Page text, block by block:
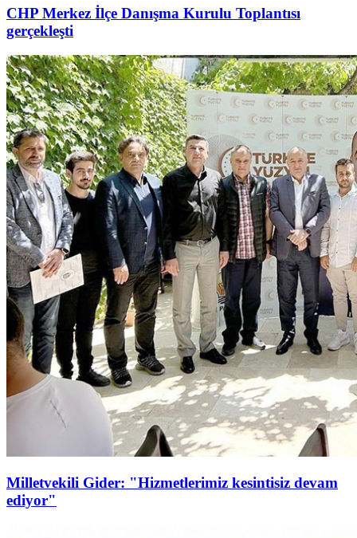
CHP Merkez İlçe Danışma Kurulu Toplantısı
gerçekleşti
Milletvekili Gider: "Hizmetlerimiz kesintisiz devam
ediyor"